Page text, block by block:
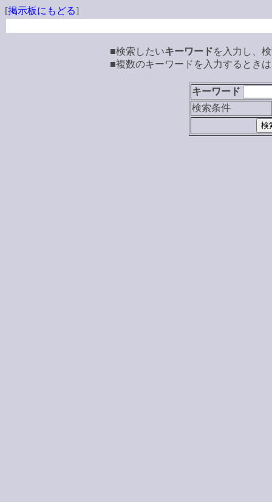
[掲示板にもどる]
■検索したいキーワードを入力し、
■複数のキーワードを入力するとき
キーワード
検索条件